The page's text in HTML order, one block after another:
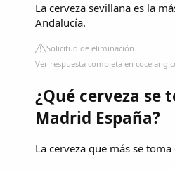
La cerveza sevillana es la
Andalucía.
Solicitud de eliminación
Ver respuesta completa en
¿Qué cerveza se
Madrid España?
La cerveza que más se